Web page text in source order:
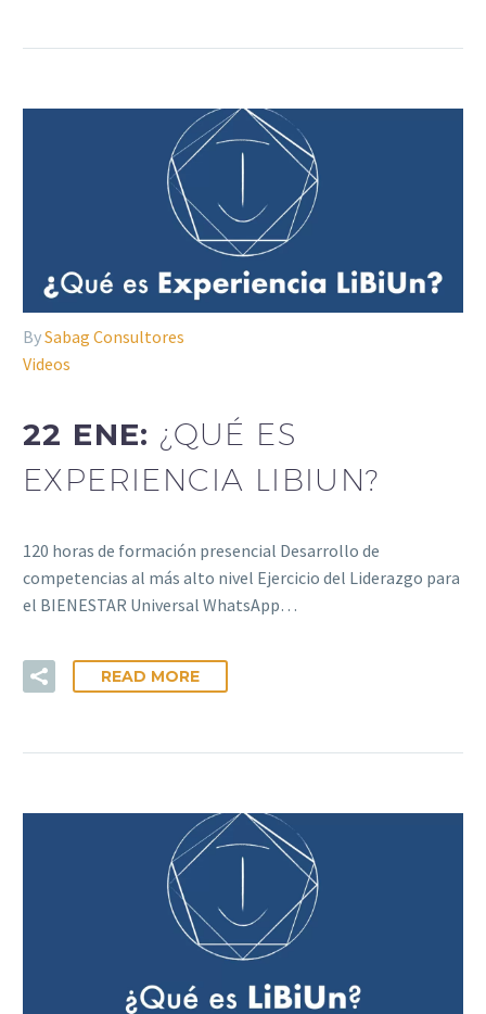
BySabag Consultores
Videos
22 ENE: ¿QUÉ ES
EXPERIENCIA LIBIUN?
120 horas de formación presencial Desarrollo de
competencias al más alto nivel Ejercicio del Liderazgo para
el BIENESTAR Universal WhatsApp…
READ MORE